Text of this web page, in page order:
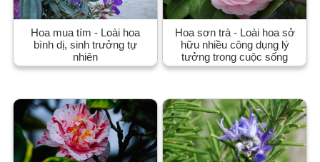
Hoa mua tím - Loài hoa
bình dị, sinh trưởng tự
nhiên
Hoa sơn trà - Loài hoa sở
hữu nhiều công dụng lý
tưởng trong cuộc sống